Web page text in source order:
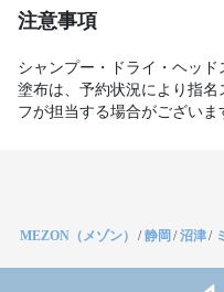
注意事項
シャンプー・ドライ・ヘッ
塗布は、予約状況により指
フが担当する場合がございま
MEZON（メゾン） /静岡 /沼津/